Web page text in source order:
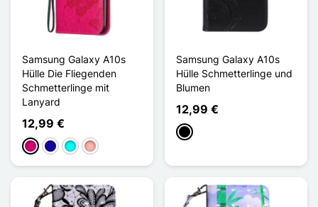
Samsung Galaxy A10s
Hülle Die Fliegenden
Schmetterlinge mit
Lanyard
12,99 €
MagentaDunkelblau
CyanRoségold
Samsung Galaxy A10s
Hülle Schmetterlinge und
Blumen
12,99 €
Schwarz